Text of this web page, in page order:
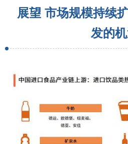
展望 市场规模持续
发的